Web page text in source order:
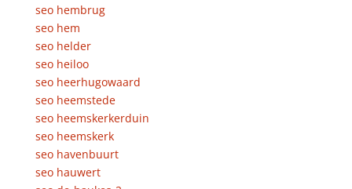
seo hembrug
seo hem
seo helder
seo heiloo
seo heerhugowaard
seo heemstede
seo heemskerkerduin
seo heemskerk
seo havenbuurt
seo hauwert